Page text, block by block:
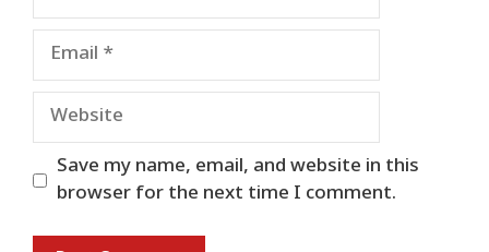
Email
Website
Save my name, email, and website in this
browser for the next time I comment.